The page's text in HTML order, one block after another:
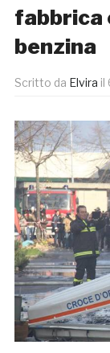
fabbrica
benzina
Scritto da Elvira il